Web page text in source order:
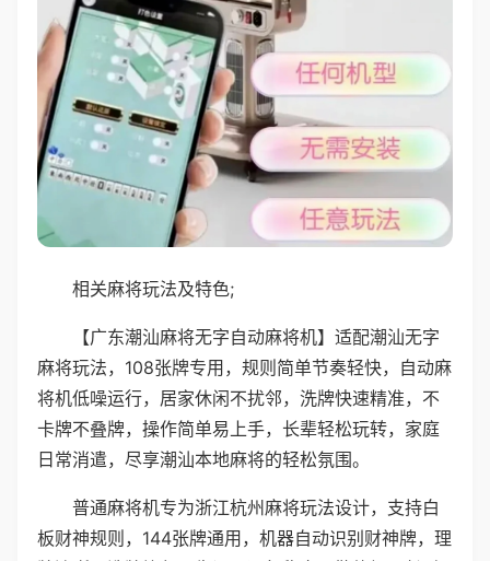
相关麻将玩法及特色;
【广东潮汕麻将无字自动麻将机】适配潮汕无字
麻将玩法，108张牌专用，规则简单节奏轻快，自动麻
将机低噪运行，居家休闲不扰邻，洗牌快速精准，不
卡牌不叠牌，操作简单易上手，长辈轻松玩转，家庭
日常消遣，尽享潮汕本地麻将的轻松氛围。
普通麻将机专为浙江杭州麻将玩法设计，支持白
板财神规则，144张牌通用，机器自动识别财神牌，理